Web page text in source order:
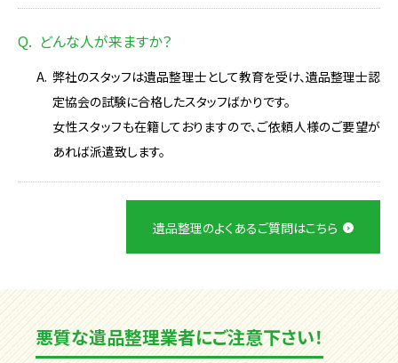
どんな人が来ますか？
弊社のスタッフは遺品整理士として教育を受け、遺品整理士認
定協会の試験に合格したスタッフばかりです。
女性スタッフも在籍しておりますので、ご依頼人様のご要望が
あれば派遣致します。
遺品整理のよくあるご質問はこちら
悪質な遺品整理業者にご注意下さい！